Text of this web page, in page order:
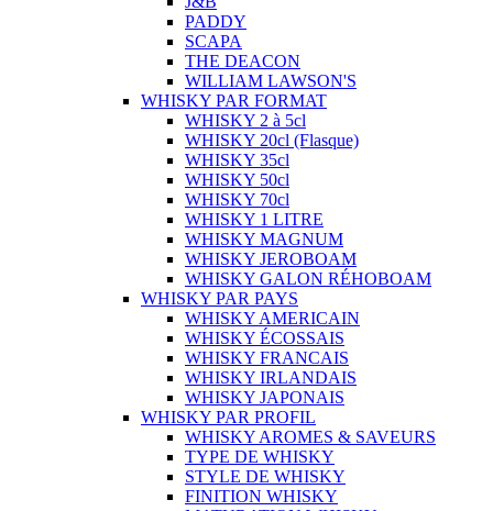
PADDY
SCAPA
THE DEACON
WILLIAM LAWSON'S
WHISKY PAR FORMAT
WHISKY 2 à 5cl
WHISKY 20cl (Flasque)
WHISKY 35cl
WHISKY 50cl
WHISKY 70cl
WHISKY 1 LITRE
WHISKY MAGNUM
WHISKY JEROBOAM
WHISKY GALON RÉHOBOAM
WHISKY PAR PAYS
WHISKY AMERICAIN
WHISKY ÉCOSSAIS
WHISKY FRANCAIS
WHISKY IRLANDAIS
WHISKY JAPONAIS
WHISKY PAR PROFIL
WHISKY AROMES & SAVEURS
TYPE DE WHISKY
STYLE DE WHISKY
FINITION WHISKY